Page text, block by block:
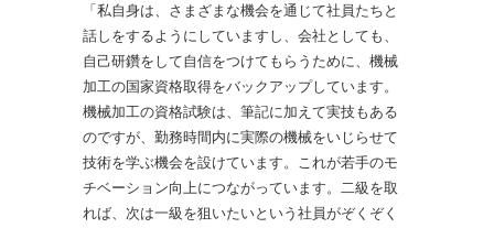
「私自身は、さまざまな機会を通じて社員たちと
話しをするようにしていますし、会社としても、
自己研鑽をして自信をつけてもらうために、機械
加工の国家資格取得をバックアップしています。
機械加工の資格試験は、筆記に加えて実技もある
のですが、勤務時間内に実際の機械をいじらせて
技術を学ぶ機会を設けています。これが若手のモ
チベーション向上につながっています。二級を取
れば、次は一級を狙いたいという社員がぞくぞく